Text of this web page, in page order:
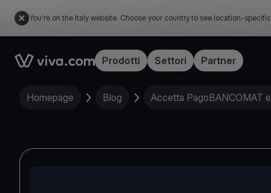
You're on the Italy website. Choose your country to see location-
Link to the homepageProdotti Settori Partner
Homepage Blog Accetta PagoBANCOMAT